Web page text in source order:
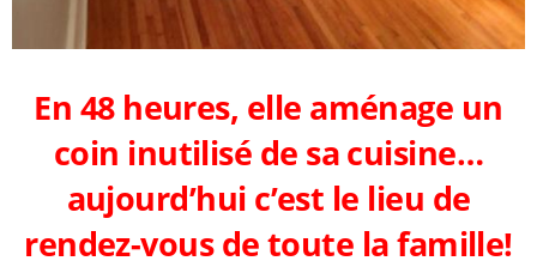
En 48 heures, elle aménage un
coin inutilisé de sa cuisine…
aujourd’hui c’est le lieu de
rendez-vous de toute la famille!